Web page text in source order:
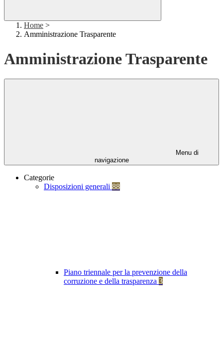
Home >
Amministrazione Trasparente
Amministrazione Trasparente
Menu di
navigazione
Categorie
Disposizioni generali 88
Piano triennale per la prevenzione della
corruzione e della trasparenza 3